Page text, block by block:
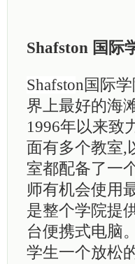
Shafston 国际
Shafston国际
界上最好的海
1996年以来致
面有多个教室,
室都配备了一
师有机会使用
是整个学院提
台便携式电脑
学生一个放松